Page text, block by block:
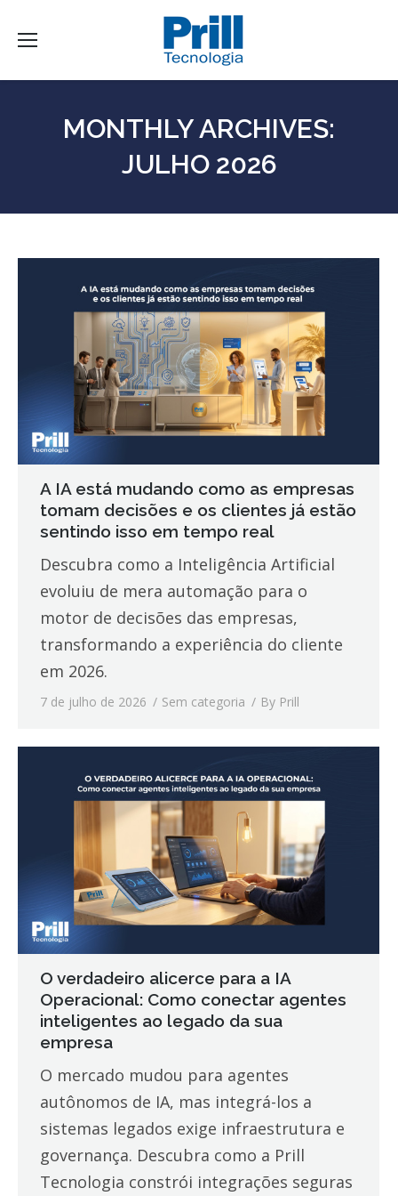
MONTHLY ARCHIVES:
JULHO 2026
A IA está mudando como as empresas
tomam decisões e os clientes já estão
sentindo isso em tempo real
Descubra como a Inteligência Artificial
evoluiu de mera automação para o
motor de decisões das empresas,
transformando a experiência do cliente
em 2026.
7 de julho de 2026 Sem categoria By Prill
O verdadeiro alicerce para a IA
Operacional: Como conectar agentes
inteligentes ao legado da sua
empresa
O mercado mudou para agentes
autônomos de IA, mas integrá-los a
sistemas legados exige infraestrutura e
governança. Descubra como a Prill
Tecnologia constrói integrações seguras